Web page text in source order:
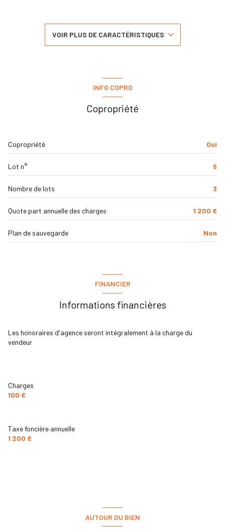
Chauffage central : radiateur (fioul)
2 parking(s)
2 niveau(x)
2 étage(s)
terrasse
VOIR PLUS DE CARACTÉRISTIQUES
INFO COPRO
Copropriété
Copropriété Oui
Lot n° 5
Nombre de lots 3
Quote part annuelle des charges 1 200 €
Plan de sauvegarde Non
FINANCIER
Informations financières
Les honoraires d'agence seront intégralement à la charge du
vendeur
Charges
100 €
Taxe foncière annuelle
1 200 €
AUTOUR DU BIEN